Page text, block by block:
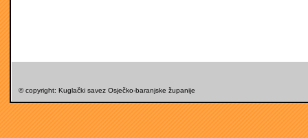
© copyright: Kuglački savez Osječko-baranjske županije